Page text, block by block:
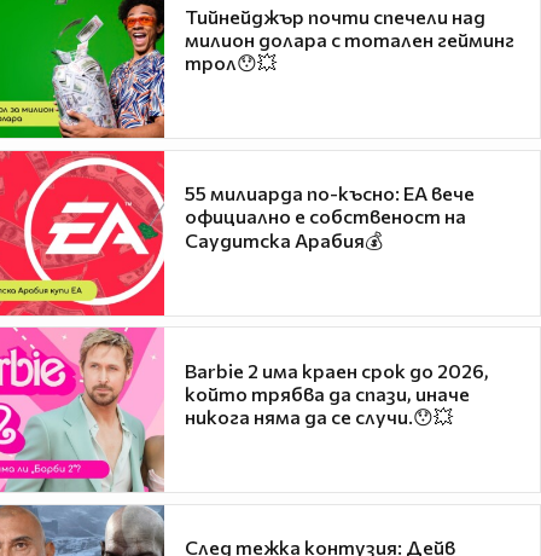
Тийнейджър почти спечели над
милион долара с тотален гейминг
трол😯💥
55 милиарда по-късно: EA вече
официално е собственост на
Саудитска Арабия💰
Barbie 2 има краен срок до 2026,
който трябва да спази, иначе
никога няма да се случи.😯💥
След тежка контузия: Дейв